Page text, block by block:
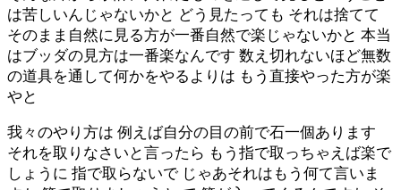
は苦しいんじゃないかと どう見たっても それは捨てて
そのまま自然に見る方が一番自然で楽じゃないかと 本当
はブッダの見方は一番楽なんです 数え切れないほど無数
の道具を通して何かをやるよりは もう直接やった方が楽
やと
我々のやり方は 例えば自分の目の前で石一個あります
それを取りなさいと言ったら もう指で取っちゃえば楽で
しょうに 指で取らないで じゃあそれはもう何て言いま